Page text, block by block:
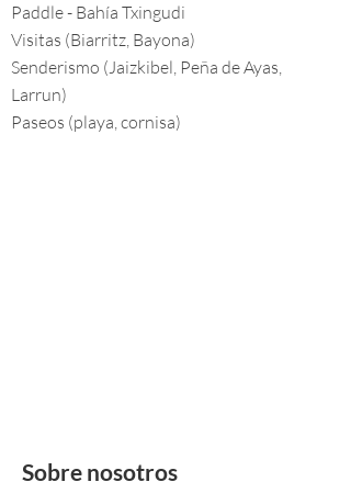
Paddle - Bahía Txingudi
Visitas (Biarritz, Bayona)
Senderismo (Jaizkibel, Peña de Ayas,
Larrun)
Paseos (playa, cornisa)
Sobre nosotros